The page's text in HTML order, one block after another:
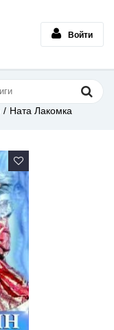
Войти
Ната Лакомка